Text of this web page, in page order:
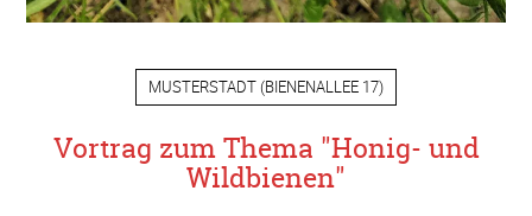
MUSTERSTADT (BIENENALLEE 17)
Vortrag zum Thema "Honig- und
Wildbienen"